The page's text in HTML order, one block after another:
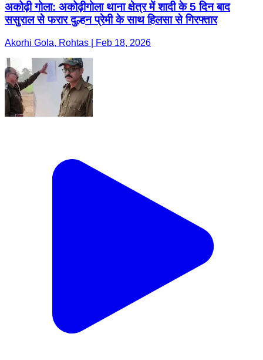
अकोढ़ी गोला: अकोढ़ीगोला थाना क्षेत्र में शादी के 5 दिन बाद
ससुराल से फरार दुल्हन प्रेमी के साथ हिलसा से गिरफ्तार
Akorhi Gola, Rohtas | Feb 18, 2026